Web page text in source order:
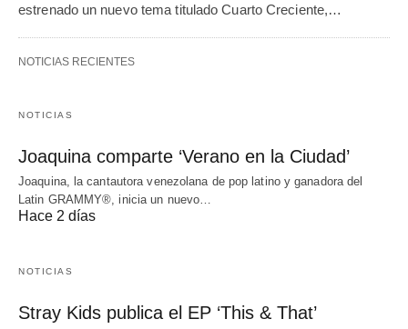
estrenado un nuevo tema titulado Cuarto Creciente,…
NOTICIAS RECIENTES
NOTICIAS
Joaquina comparte ‘Verano en la Ciudad’
Joaquina, la cantautora venezolana de pop latino y ganadora del
Latin GRAMMY®, inicia un nuevo…
Hace 2 días
NOTICIAS
Stray Kids publica el EP ‘This & That’